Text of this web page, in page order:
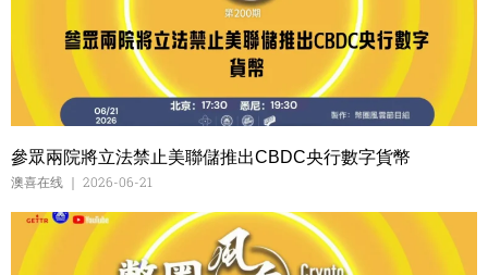
參眾兩院將立法禁止美聯儲推出CBDC央行數字貨幣
澳喜在线 2026-06-21